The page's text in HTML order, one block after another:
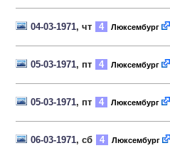
04-03-1971, чт 4 Люксембург
05-03-1971, пт 4 Люксембург
05-03-1971, пт 4 Люксембург
06-03-1971, сб 4 Люксембург